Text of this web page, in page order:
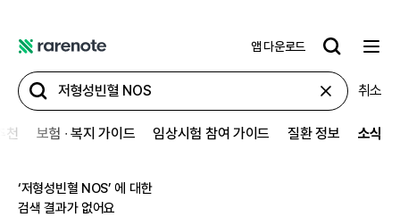
어
노
트
앱 다운로드
취소
천 보험 ∙ 복지 가이드 임상시험 참여 가이드 질환 정보 소식
‘저형성빈혈 NOS’ 에 대한
검색 결과가 없어요